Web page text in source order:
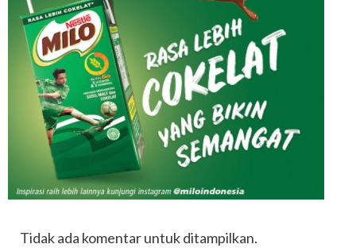
Tidak ada komentar untuk ditampilkan.